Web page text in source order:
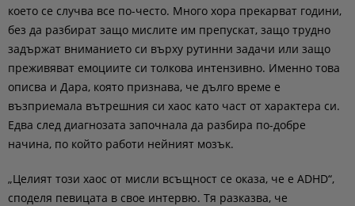
което се случва все по-често. Много хора прекарват години,
без да разбират защо мислите им препускат, защо трудно
задържат вниманието си върху рутинни задачи или защо
преживяват емоциите си толкова интензивно. Именно това
описва и Дара, която признава, че дълго време е
възприемала вътрешния си хаос като част от характера си.
Едва след диагнозата започнала да разбира по-добре
начина, по който работи нейният мозък.
„Целият този хаос от мисли всъщност се оказа, че е ADHD“,
споделя певицата в свое интервю. Тя разказва, че